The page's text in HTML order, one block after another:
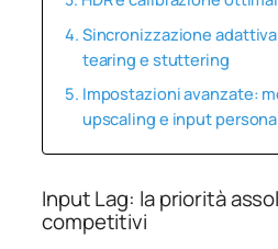
Sincronizzazione adattiva
tearing e stuttering
Impostazioni avanzate:
upscaling e input
Input Lag: la priorità
competitivi